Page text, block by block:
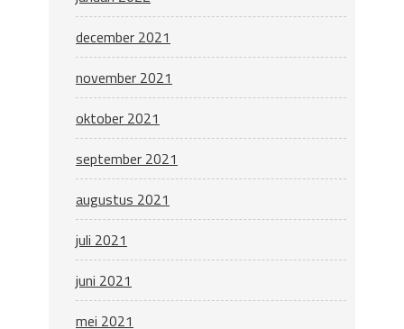
december 2021
november 2021
oktober 2021
september 2021
augustus 2021
juli 2021
juni 2021
mei 2021